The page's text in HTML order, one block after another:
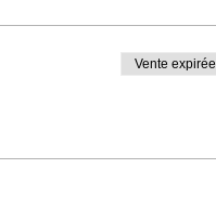
Vente expirée